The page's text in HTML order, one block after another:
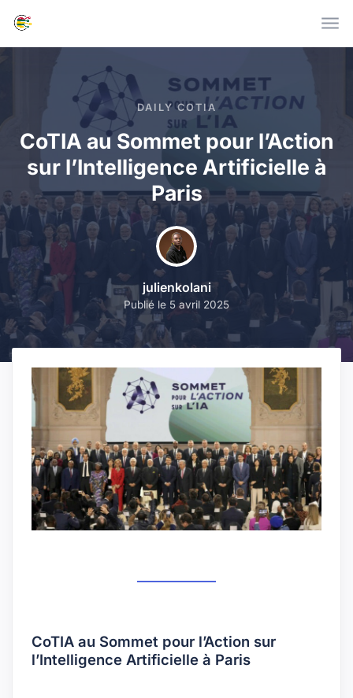
DAILY COTIA
CoTIA au Sommet pour l’Action
sur l’Intelligence Artificielle à
Paris
Publié le 5 avril 2025
julienkolani
CoTIA au Sommet pour l’Action sur
l’Intelligence Artificielle à Paris